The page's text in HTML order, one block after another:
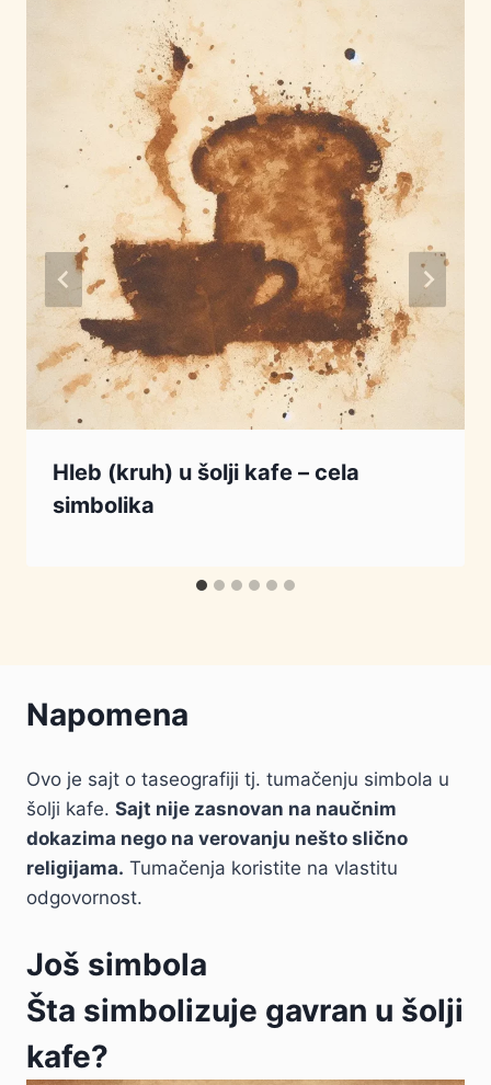
Hleb (kruh) u šolji kafe – cela
simbolika
Napomena
Ovo je sajt o taseografiji tj. tumačenju simbola u
šolji kafe. Sajt nije zasnovan na naučnim
dokazima nego na verovanju nešto slično
religijama. Tumačenja koristite na vlastitu
odgovornost.
Još simbola
Šta simbolizuje gavran u šolji
kafe?